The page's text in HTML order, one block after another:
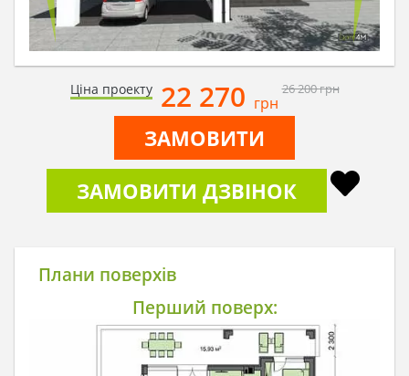
Ціна проекту 22 270 грн
26 200грн
ЗАМОВИТИ
ЗАМОВИТИ ДЗВІНОК
Плани поверхів
Перший поверх: